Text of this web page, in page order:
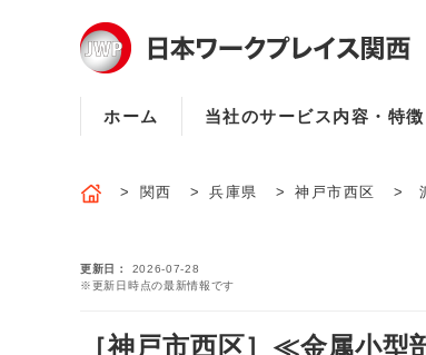
ホーム 当社のサービス内容・特徴
関西 兵庫県 神戸市西区
更新日
2026-07-28
※更新日時点の最新情報です
［神戸市西区］≪金属小